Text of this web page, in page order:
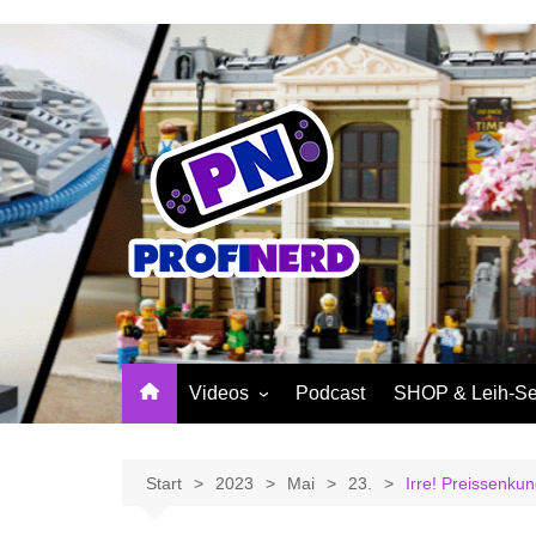
springen
Videos
Reviews
Podcast SHOP & Leih-
Sinnvolle
Start 2023 Mai 23. Irre!